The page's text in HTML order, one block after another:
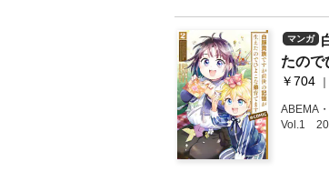
好評連載
は、
ろう」
021年に
その他に
て、桜瀬
頂く運び
収録さ
者様宛
マンガ
たので
巻
ABEMA
ーズ続
カな兄